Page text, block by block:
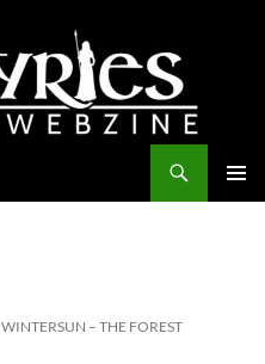
WINTERSUN – THE FOREST